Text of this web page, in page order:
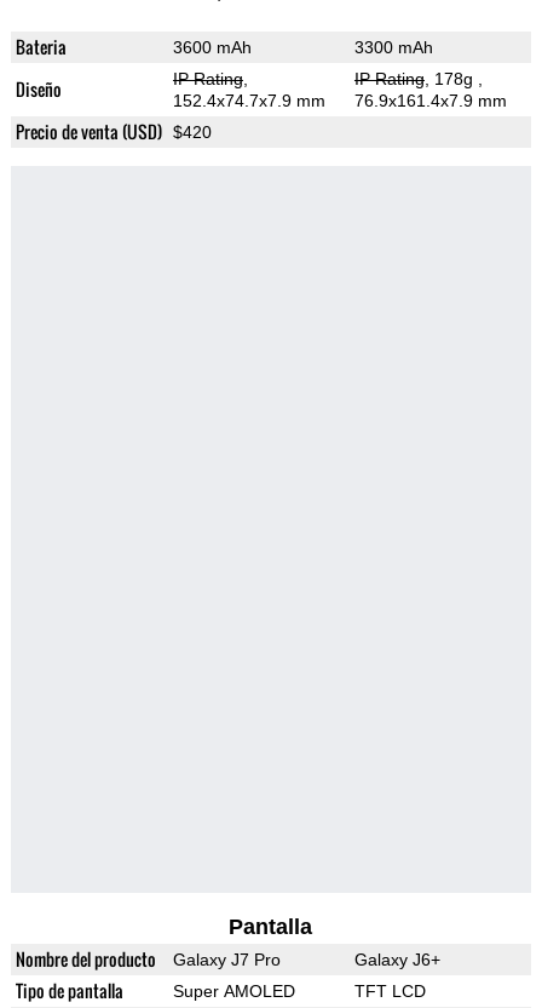
Bateria 3600 mAh 3300 mAh
Diseño IP Rating,
152.4x74.7x7.9 mm
IP Rating, 178g
76.9x161.4x7.9 mm
Precio de venta (USD) $420
Pantalla
Nombre del producto Galaxy J7 Pro Galaxy J6+
Tipo de pantalla Super AMOLED TFT LCD